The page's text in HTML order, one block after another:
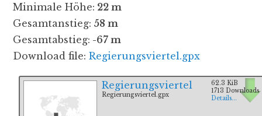
Minimale Höhe: 22 m
Gesamtanstieg: 58 m
Gesamtabstieg: -67 m
Download file: Regierungsviertel.gpx
Regierungsviertel
Regierungsviertel.gpx
62.3 KiB
1713 Downloads
Details...